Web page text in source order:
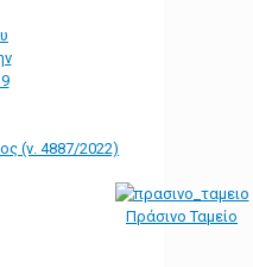
(ν. 4887/2022)
Πράσινο Ταμείο